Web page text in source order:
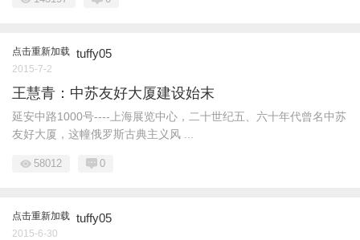
点击重新加载 tuffy05
2015-7-2
王慧青：中苏友好大厦建设始末
延安中路1000号----上海展览中心，二十世纪五、六十年代曾名中苏
友好大厦，这幢俄罗斯古典主义风 ...
58012 0
点击重新加载 tuffy05
2015-6-30